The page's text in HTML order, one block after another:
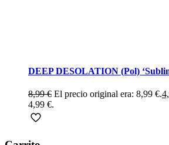
DEEP DESOLATION (Pol)
8,99€ El precio original era: 8,99 €.
4,99 €.